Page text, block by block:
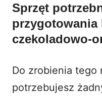
Sprzęt
przygotowania
czekoladowo-
Do zrobienia tego
potrzebujesz